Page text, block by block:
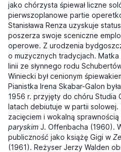
jako chórzysta śpiewał liczne
pierwszoplanowe partie
Stanisława Renza uzyskuje
poszerza swoje sceniczne
operowe. Z urodzenia
o muzycznych tradycjach.
linii ze słynnego rodu
Winiecki był cenionym
Pianistka Irena Skabar-Galon
1956 r. przyjęty do chóru Studia
latach debiutuje w partii
zacięciem i wokalną
paryskim J. Offenbacha (1960).
publiczność jako książę Gigi w
(1961). Reżyser Jerzy Walden